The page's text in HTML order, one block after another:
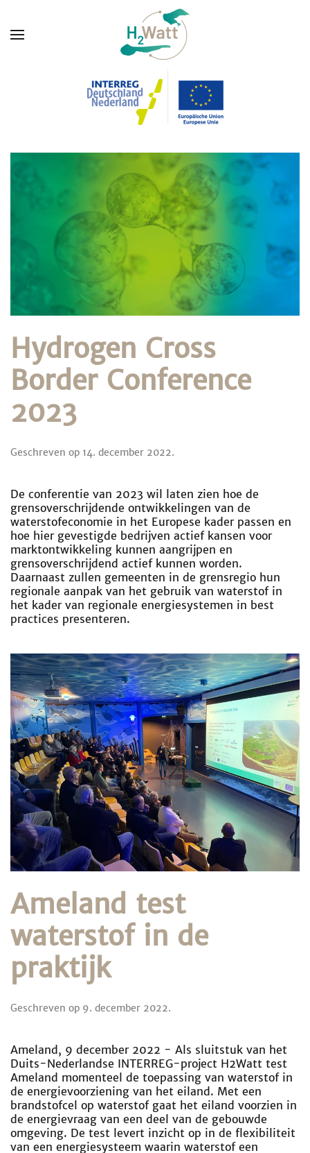
Hydrogen Cross
Border Conference
2023
Geschreven op 14. december 2022.
De conferentie van 2023 wil laten zien hoe de
grensoverschrijdende ontwikkelingen van de
waterstofeconomie in het Europese kader passen en
hoe hier gevestigde bedrijven actief kansen voor
marktontwikkeling kunnen aangrijpen en
grensoverschrijdend actief kunnen worden.
Daarnaast zullen gemeenten in de grensregio hun
regionale aanpak van het gebruik van waterstof in
het kader van regionale energiesystemen in best
practices presenteren.
Ameland test
waterstof in de
praktijk
Geschreven op 9. december 2022.
Ameland, 9 december 2022 - Als sluitstuk van het
Duits-Nederlandse INTERREG-project H2Watt test
Ameland momenteel de toepassing van waterstof in
de energievoorziening van het eiland. Met een
brandstofcel op waterstof gaat het eiland voorzien in
de energievraag van een deel van de gebouwde
omgeving. De test levert inzicht op in de flexibiliteit
van een energiesysteem waarin waterstof een